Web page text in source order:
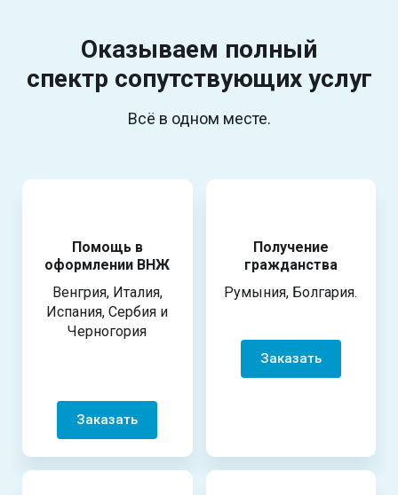
Оказываем полный
спектр сопутствующих услуг
Всё в одном месте.
Помощь в
оформлении ВНЖ
Венгрия, Италия,
Испания, Сербия и
Черногория
Заказать
Получение
гражданства
Румыния, Болгария.
Заказать